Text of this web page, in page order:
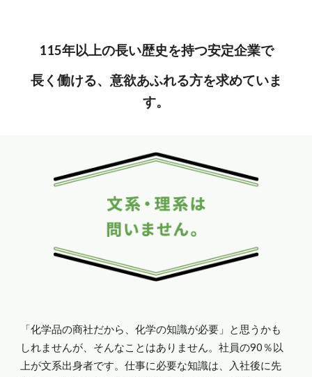
115年以上の長い歴史を持つ安定企業で
長く働ける、意欲あふれる方を求めていま
す。
「化学品の商社だから、化学の知識が必要」と思うかも
しれませんが、そんなことはありません。社員の90％以
上が文系出身者です。仕事に必要な知識は、入社後に先